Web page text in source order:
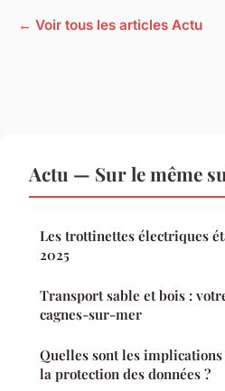
← Voir tous les articles Actu
Actu — Sur le même
Les trottinettes électriques
2025
Transport sable et bois :
cagnes-sur-mer
Quelles sont les
la protection des données ?